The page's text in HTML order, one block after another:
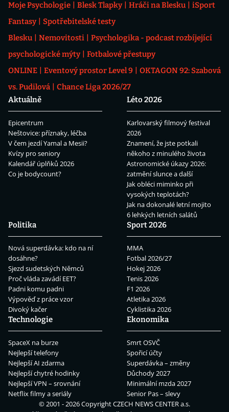
Moje Psychologie Blesk Tlapky Hráči na Blesku
iSport
Fantasy
Spotřebitelské testy
Blesku
Nemovitosti
Psychologika - podcast rozbíjející
psychologické mýty
Fotbalové přestupy
ONLINE
Eventový prostor Level 9
OKTAGON 92: Szabová
vs. Pudilová
Chance Liga 2026/27
Aktuálně
Epicentrum
Neštovice: příznaky, léčba
V čem jezdí Yamal a Mesii?
Kvízy pro seniory
Kalendář úplňků 2026
Co je bodycount?
Léto 2026
Karlovarský filmový festival
2026
Znamení, že jste potkali
někoho z minulého života
Astronomické úkazy 2026:
zatmění slunce a další
Jak obléci miminko při
vysokých teplotách?
Jak na dokonalé letní mojito
6 lehkých letních salátů
Politika
Nová superdávka: kdo na ní
dosáhne?
Sjezd sudetských Němců
Proč vláda zavádí EET?
Padni komu padni
Výpověď z práce vzor
Divoký kačer
Sport 2026
MMA
Fotbal 2026/27
Hokej 2026
Tenis 2026
F1 2026
Atletika 2026
Cyklistika 2026
Technologie
SpaceX na burze
Nejlepší telefony
Nejlepší AI zdarma
Nejlepší chytré hodinky
Nejlepší VPN – srovnání
Netflix filmy a seriály
Ekonomika
Smrt OSVČ
Spořicí účty
Superdávka – změny
Důchody 2027
Minimální mzda 2027
Senior Pas – slevy
© 2001 - 2026 CopyrightCZECH NEWS CENTER a.s.